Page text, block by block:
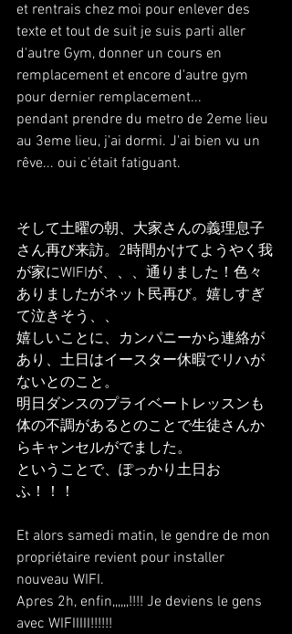
et rentrais chez moi pour enlever des
texte et tout de suit je suis parti aller
d'autre Gym, donner un cours en
remplacement et encore d'autre gym
pour dernier remplacement...
pendant prendre du metro de 2eme lieu
au 3eme lieu, j'ai dormi. J'ai bien vu un
rêve... oui c'était fatiguant.
そして土曜の朝、大家さんの義理息子
さん再び来訪。2時間かけてようやく我
が家にWIFIが、、、通りました！色々
ありましたがネット民再び。嬉しすぎ
て泣きそう、、
嬉しいことに、カンパニーから連絡が
あり、土日はイースター休暇でリハが
ないとのこと。
明日ダンスのプライベートレッスンも
体の不調があるとのことで生徒さんか
らキャンセルがでました。
ということで、ぽっかり土日お
ふ！！！
Et alors samedi matin, le gendre de mon
propriétaire revient pour installer
nouveau WIFI.
Apres 2h, enfin,,,,,,!!!! Je deviens le gens
avec WIFIIIII!!!!!!